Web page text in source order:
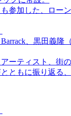
参加した、ロー
、黒田義隆
ーティスト、街
ともに振り返る